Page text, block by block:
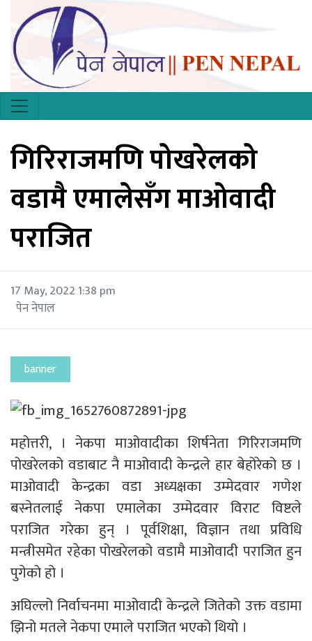
गिरिराजमणि पोखरेलको
वडामै एमालेसँग माओवादी
पराजित
17 May, 2022 1:38 pm
पेन नेपाल
banner
महोत्तरी, । नेकपा माओवादीका शिर्षनेता गिरिराजमणि
पोखरेलको वडाबाट नै माओवादी केन्द्रले हार बेहोरेको छ ।
माओवादी केन्द्रका वडा अध्यक्षका उम्मेदवार गणेश
बस्नेतलाई नेकपा एमालेका उम्मेदवार विराट विष्टले
पराजित गरेका हुन् । पूर्वशिक्षा, विज्ञान तथा प्रविधि
मन्त्रीसमेत रहेका पोखरेलको वडामै माओवादी पराजित हुन
पुगेको हो ।
अघिल्लो निर्वाचनमा माओवादी केन्द्रले जितेको उक्त वडामा
झिनो मतले नेकपा एमाले पराजित भएको थियो ।